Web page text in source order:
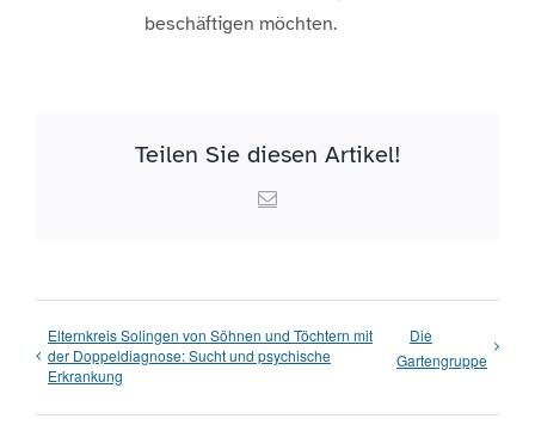
beschäftigen möchten.
Teilen Sie diesen Artikel!
Email
Elternkreis Solingen von Söhnen und Töchtern mit
der Doppeldiagnose: Sucht und psychische
Erkrankung
Die
Gartengruppe